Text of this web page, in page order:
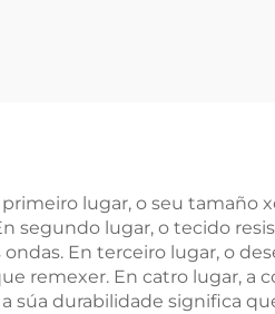
lugar, o seu tamaño
segundo lugar, o tecido
En terceiro lugar, o
remexer. En catro lugar, a
durabilidade significa